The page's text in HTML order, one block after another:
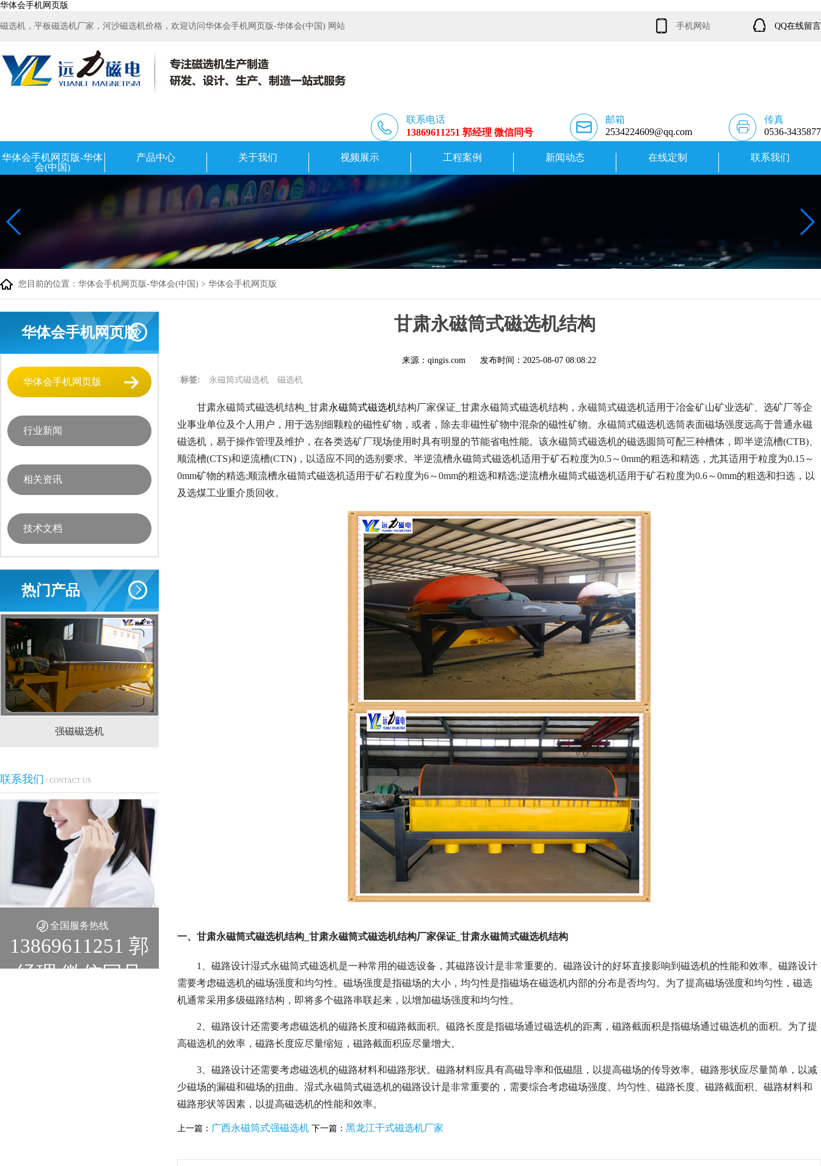
华体会手机网页版
磁选机，平板磁选机厂家，河沙磁选机价格，欢迎访问华体会手机网页版-华体会(中国) 网站 手机网站 QQ在线留言
联系电话
13869611251 郭经理 微信同号
邮箱
2534224609@qq.com
传真
0536-3435877
华体会手机网页版-华体
会(中国)
产品中心 关于我们 视频展示 工程案例 新闻动态 在线定制 联系我们
您目前的位置： 华体会手机网页版-华体会(中国) > 华体会手机网页版
华体会手机网页版
华体会手机网页版
行业新闻
相关资讯
技术文档
热门产品
强磁磁选机 稀土永磁辊式强磁选机 RCT系列全磁永磁滚筒
联系我们 / CONTACT US
全国服务热线
13869611251 郭
经理 微信同号
甘肃永磁筒式磁选机结构
来源：qingis.com 发布时间： 2025-08-07 08:08:22
标签: 永磁筒式磁选机 磁选机
甘肃永磁筒式磁选机结构_甘肃永磁筒式磁选机结构厂家保证_甘肃永磁筒式磁选机结构，永磁筒式磁选机适用于冶金矿山矿业选矿、选矿厂等企
业事业单位及个人用户，用于选别细颗粒的磁性矿物，或者，除去非磁性矿物中混杂的磁性矿物。永磁筒式磁选机选筒表面磁场强度远高于普通永磁
磁选机，易于操作管理及维护，在各类选矿厂现场使用时具有明显的节能省电性能。该永磁筒式磁选机的磁选圆筒可配三种槽体，即半逆流槽(CTB)、
顺流槽(CTS)和逆流槽(CTN)，以适应不同的选别要求。半逆流槽永磁筒式磁选机适用于矿石粒度为0.5～0mm的粗选和精选，尤其适用于粒度为0.15～
0mm矿物的精选;顺流槽永磁筒式磁选机适用于矿石粒度为6～0mm的粗选和精选;逆流槽永磁筒式磁选机适用于矿石粒度为0.6～0mm的粗选和扫选，以
及选煤工业重介质回收。
一、甘肃永磁筒式磁选机结构_甘肃永磁筒式磁选机结构厂家保证_甘肃永磁筒式磁选机结构
1、磁路设计湿式永磁筒式磁选机是一种常用的磁选设备，其磁路设计是非常重要的。磁路设计的好坏直接影响到磁选机的性能和效率。磁路设计
需要考虑磁选机的磁场强度和均匀性。磁场强度是指磁场的大小，均匀性是指磁场在磁选机内部的分布是否均匀。为了提高磁场强度和均匀性，磁选
机通常采用多级磁路结构，即将多个磁路串联起来，以增加磁场强度和均匀性。
2、磁路设计还需要考虑磁选机的磁路长度和磁路截面积。磁路长度是指磁场通过磁选机的距离，磁路截面积是指磁场通过磁选机的面积。为了提
高磁选机的效率，磁路长度应尽量缩短，磁路截面积应尽量增大。
3、磁路设计还需要考虑磁选机的磁路材料和磁路形状。磁路材料应具有高磁导率和低磁阻，以提高磁场的传导效率。磁路形状应尽量简单，以减
少磁场的漏磁和磁场的扭曲。湿式永磁筒式磁选机的磁路设计是非常重要的，需要综合考虑磁场强度、均匀性、磁路长度、磁路截面积、磁路材料和
磁路形状等因素，以提高磁选机的性能和效率。
上一篇： 广西永磁筒式强磁选机 下一篇： 黑龙江干式磁选机厂家